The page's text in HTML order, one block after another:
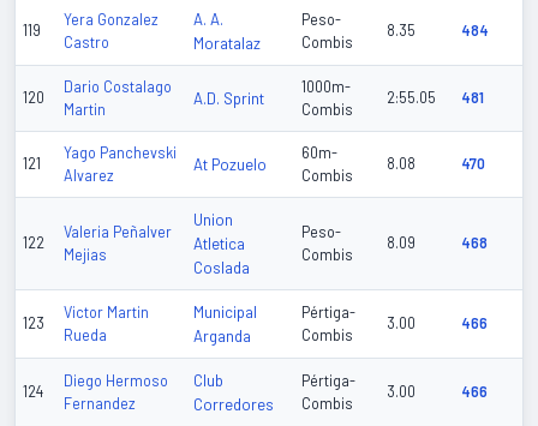
119
Yera Gonzalez
Castro
A. A.
Moratalaz
Peso-
Combis
8.35 484
120
Dario Costalago
Martin
A.D. Sprint
1000m-
Combis
2:55.05 481
121
Yago Panchevski
Alvarez
At Pozuelo
60m-
Combis
8.08 470
122
Valeria Peñalver
Mejias
Union
Atletica
Coslada
Peso-
Combis
8.09 468
123
Victor Martin
Rueda
Municipal
Arganda
Pértiga-
Combis
3.00 466
124
Diego Hermoso
Fernandez
Club
Corredores
Pértiga-
Combis
3.00 466